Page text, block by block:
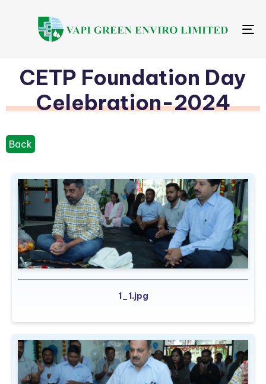
CETP Foundation Day
Celebration-2024
Back
1_1.jpg